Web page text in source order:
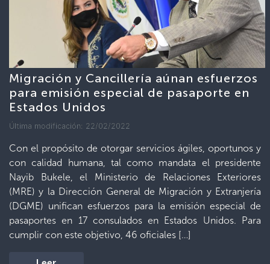
Migración y Cancillería aúnan esfuerzos
para emisión especial de pasaporte en
Estados Unidos
Última modificación: 22/02/2022
Con el propósito de otorgar servicios ágiles, oportunos y
con calidad humana, tal como mandata el presidente
Nayib Bukele, el Ministerio de Relaciones Exteriores
(MRE) y la Dirección General de Migración y Extranjería
(DGME) unifican esfuerzos para la emisión especial de
pasaportes en 17 consulados en Estados Unidos. Para
cumplir con este objetivo, 46 oficiales […]